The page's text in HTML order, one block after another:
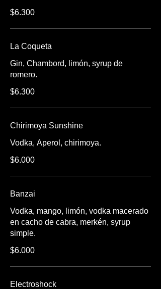
$6.300
La Coqueta
Gin, Chambord, limón, syrup de
romero.
$6.300
Chirimoya Sunshine
Vodka, Aperol, chirimoya.
$6.000
Banzai
Vodka, mango, limón, vodka macerado
en cacho de cabra, merkén, syrup
simple.
$6.000
Electroshock